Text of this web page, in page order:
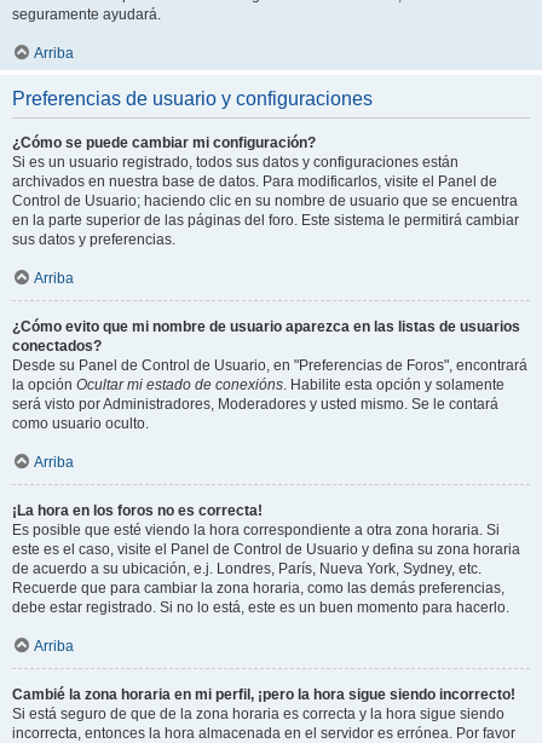
seguramente ayudará.
Arriba
Preferencias de usuario y configuraciones
¿Cómo se puede cambiar mi configuración?
Si es un usuario registrado, todos sus datos y configuraciones están
archivados en nuestra base de datos. Para modificarlos, visite el Panel de
Control de Usuario; haciendo clic en su nombre de usuario que se encuentra
en la parte superior de las páginas del foro. Este sistema le permitirá cambiar
sus datos y preferencias.
Arriba
¿Cómo evito que mi nombre de usuario aparezca en las listas de usuarios
conectados?
Desde su Panel de Control de Usuario, en "Preferencias de Foros", encontrará
la opción Ocultar mi estado de conexións. Habilite esta opción y solamente
será visto por Administradores, Moderadores y usted mismo. Se le contará
como usuario oculto.
Arriba
¡La hora en los foros no es correcta!
Es posible que esté viendo la hora correspondiente a otra zona horaria. Si
este es el caso, visite el Panel de Control de Usuario y defina su zona horaria
de acuerdo a su ubicación, e.j. Londres, París, Nueva York, Sydney, etc.
Recuerde que para cambiar la zona horaria, como las demás preferencias,
debe estar registrado. Si no lo está, este es un buen momento para hacerlo.
Arriba
Cambié la zona horaria en mi perfil, ¡pero la hora sigue siendo incorrecto!
Si está seguro de que de la zona horaria es correcta y la hora sigue siendo
incorrecta, entonces la hora almacenada en el servidor es errónea. Por favor